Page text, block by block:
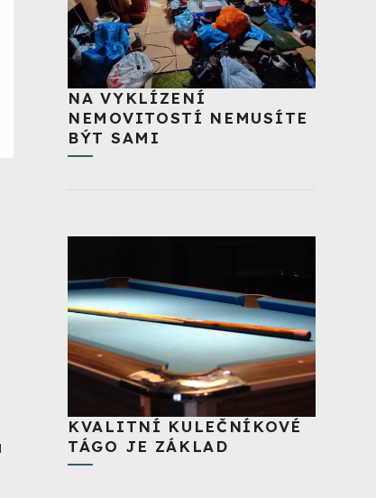
NA VYKLÍZENÍ
NEMOVITOSTÍ NEMUSÍTE
BÝT SAMI
KVALITNÍ KULEČNÍKOVÉ
TÁGO JE ZÁKLAD